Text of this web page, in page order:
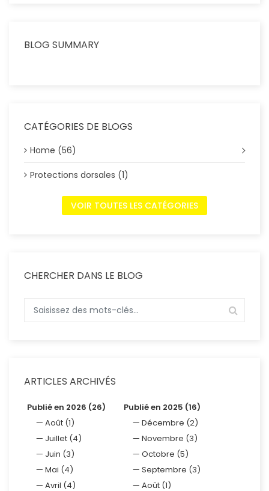
BLOG SUMMARY
CATÉGORIES DE BLOGS
Home (56)
Protections dorsales (1)
VOIR TOUTES LES CATÉGORIES
CHERCHER DANS LE BLOG
ARTICLES ARCHIVÉS
Publié en 2026 (26)
Août (1)
Juillet (4)
Juin (3)
Mai (4)
Avril (4)
Publié en 2025 (16)
Décembre (2)
Novembre (3)
Octobre (5)
Septembre (3)
Août (1)